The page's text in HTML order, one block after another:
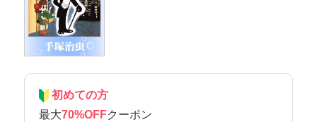
初めての方
最大70%OFFクーポン